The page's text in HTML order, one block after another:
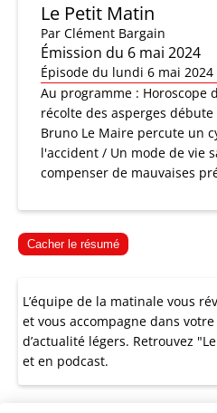
Le Petit Matin
Par Clément Bargain
Émission du 6 mai 2024
Épisode du lundi 6 mai 2024
Au programme : Horoscope
récolte des asperges
Bruno Le Maire percute un
l'accident / Un mode de vie
compenser de mauvaises
Cacher le résumé
L’équipe de la matinale vous
et vous accompagne dans
d’actualité légers. Retrouvez
et en podcast.